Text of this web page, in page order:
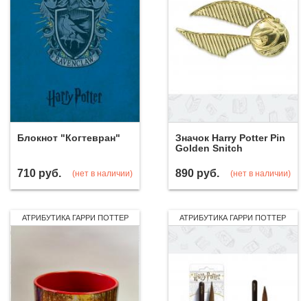
Блокнот "Когтевран"
710 руб. (нет в наличии)
Значок Harry Potter Pin
Golden Snitch
890 руб. (нет в наличии)
АТРИБУТИКА ГАРРИ ПОТТЕР АТРИБУТИКА ГАРРИ ПОТТЕР